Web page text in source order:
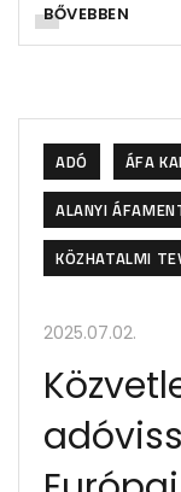
BŐVEBBEN
ADÓ ÁFA
ALANYI
KÖZHATALMI
2025.07.02.